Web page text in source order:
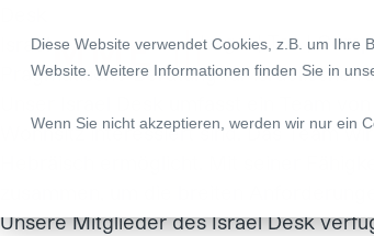
Diese Website verwendet Cookies, z.B. um Ihre
Website. Weitere Informationen finden Sie in
Wenn Sie nicht akzeptieren, werden wir nur ein
Legal | Tax |
Israel - Desks
Israel
Pragmatische Beratung für israelische
Unser Israel Desk umfasst ein Team
Wohnsitz interessiert sind. Das Team
Hebräisch ermöglicht. Mit seiner
Unsere Mitglieder des Israel Desk